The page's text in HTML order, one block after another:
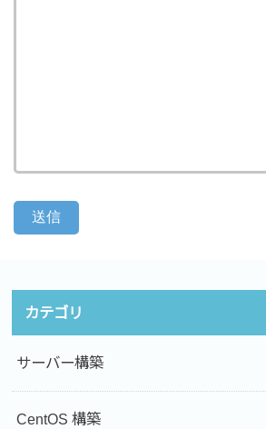
カテゴリ
サーバー構築
CentOS 構築